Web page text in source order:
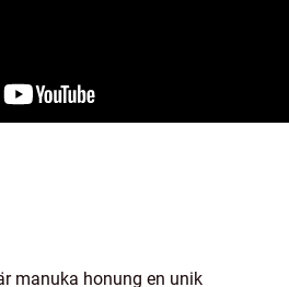
manuka honung en unik